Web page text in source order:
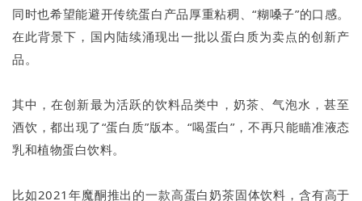
同时也希望能避开传统蛋白产品厚重粘稠、“糊嗓子”的口感。
在此背景下，国内陆续涌现出一批以蛋白质为卖点的创新产
品。
其中，在创新最为活跃的饮料品类中，奶茶、气泡水，甚至
酒饮，都出现了“蛋白质”版本。“喝蛋白”，不再只能瞄准液态
乳和植物蛋白饮料。
比如2021年魔酮推出的一款高蛋白奶茶固体饮料，含有高于